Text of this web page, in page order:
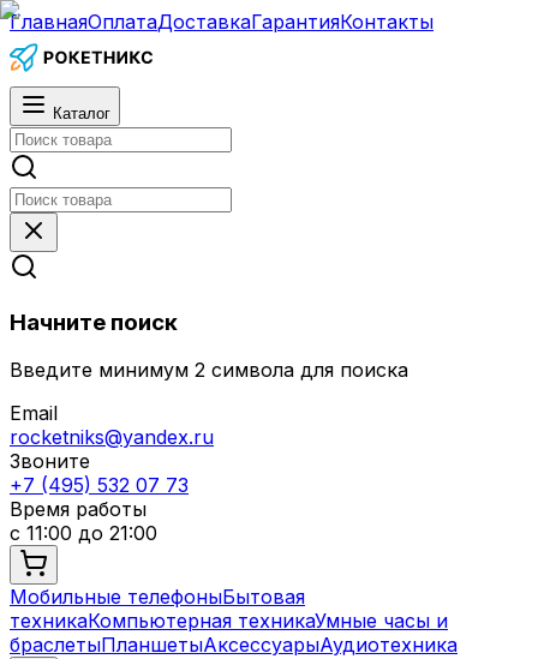
ГлавнаяОплатаДоставкаГарантияКонтакты
Каталог
Начните поиск
Введите минимум 2 символа для поиска
Email
rocketniks@yandex.ru
Звоните
+7 (495) 532 07 73
Время работы
с 11:00 до 21:00
Мобильные телефоныБытовая
техникаКомпьютерная техникаУмные часы и
браслетыПланшетыАксессуарыАудиотехника